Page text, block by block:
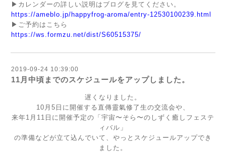
▶︎ カレンダーの詳しい説明はブログを見てください。
https://ameblo.jp/happyfrog-aroma/entry-12530100239.html
▶︎ ご予約はこちら
https://ws.formzu.net/dist/S60515375/
2019-09-24 10:39:00
11月中頃までのスケジュールをアップしました。
遅くなりました。
10月5日に開催する直傳靈氣修了生の交流会や、
来年1月11日に開催予定の「宇宙〜そら〜のしずく癒しフェステ
ィバル」
の準備などが立て込んでいて、やっとスケジュールアップでき
ました。